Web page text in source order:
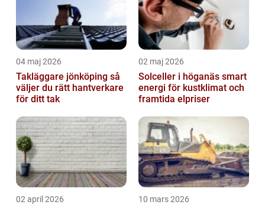
04 maj 2026
Takläggare jönköping så
väljer du rätt hantverkare
för ditt tak
02 maj 2026
Solceller i höganäs smart
energi för kustklimat och
framtida elpriser
02 april 2026 10 mars 2026